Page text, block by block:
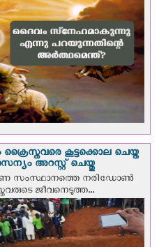
കൂട്ടക്കൊല ചെയ്ത
അറസ്റ്റ് ചെയ്തു
സംസ്ഥാനത്തെ നരിഡോൺ
ജീവനെടുത്ത...